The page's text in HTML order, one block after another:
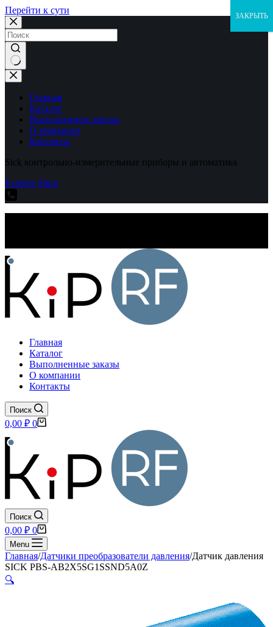
Перейти к сути
Ничего
не
найденоГлавная
Каталог
Выполненные заказы
О компании
Контакты
Sick контрольно-измерительные приборы и автоматика
Explore Shop
Главная
Каталог
Выполненные заказы
О компании
Контакты
Поиск
Корзина
0,00 ₽ 0
Поиск
Корзина
0,00 ₽ 0
Menu
Главная/Датчики преобразователи давления/Датчик давления
SICK PBS-AB2X5SG1SSND5A0Z
🔍
ЗАКРЫТЬ